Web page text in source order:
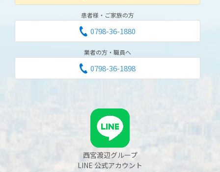
患者様・ご家族の方
0798-36-1880
業者の方・職員へ
0798-36-1898
西宮渡辺グループ
LINE 公式アカウント